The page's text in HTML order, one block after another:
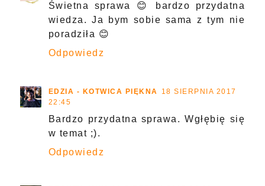
Świetna sprawa 😊 bardzo przydatna
wiedza. Ja bym sobie sama z tym nie
poradziła 😊
Odpowiedz
EDZIA - KOTWICA PIĘKNA
18 SIERPNIA 2017
22:45
Bardzo przydatna sprawa. Wgłębię się
w temat ;).
Odpowiedz